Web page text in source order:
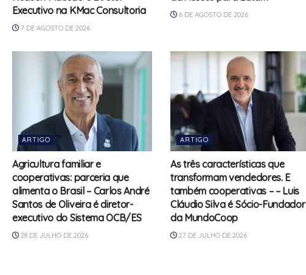
Executivo na KMac Consultoria
7 DE AGOSTO DE 2026
6 DE AGOSTO DE 2026
ARTIGO
Agricultura familiar e
cooperativas: parceria que
alimenta o Brasil – Carlos André
Santos de Oliveira é diretor-
executivo do Sistema OCB/ES
28 DE JULHO DE 2026
ARTIGO
As três características que
transformam vendedores. E
também cooperativas – – Luis
Cláudio Silva é Sócio-Fundador
da MundoCoop
27 DE JULHO DE 2026